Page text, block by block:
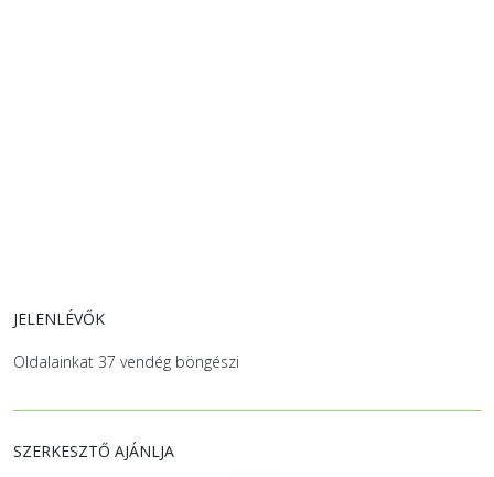
JELENLÉVŐK
Oldalainkat 37 vendég böngészi
SZERKESZTŐ AJÁNLJA